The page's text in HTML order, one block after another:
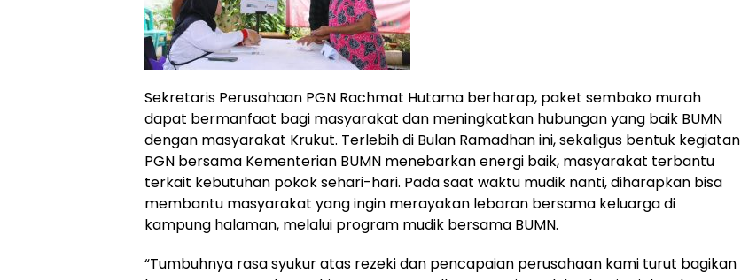
Sekretaris Perusahaan PGN Rachmat Hutama berharap, paket sembako murah
dapat bermanfaat bagi masyarakat dan meningkatkan hubungan yang baik BUMN
dengan masyarakat Krukut. Terlebih di Bulan Ramadhan ini, sekaligus bentuk kegiatan
PGN bersama Kementerian BUMN menebarkan energi baik, masyarakat terbantu
terkait kebutuhan pokok sehari-hari. Pada saat waktu mudik nanti, diharapkan bisa
membantu masyarakat yang ingin merayakan lebaran bersama keluarga di
kampung halaman, melalui program mudik bersama BUMN.
“Tumbuhnya rasa syukur atas rezeki dan pencapaian perusahaan kami turut bagikan